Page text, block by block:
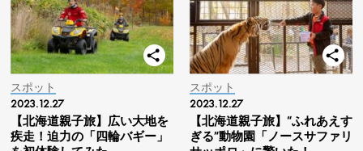
スポット
2023.12.27
【北海道親子旅】広い大地を
疾走！迫力の「四輪バギー」
スポット
2023.12.27
【北海道親子旅】“ふれあえす
ぎる”動物園「ノースサファリ